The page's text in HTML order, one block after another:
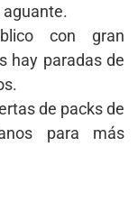
aguante.
con gran
hay paradas de
de packs de
para más